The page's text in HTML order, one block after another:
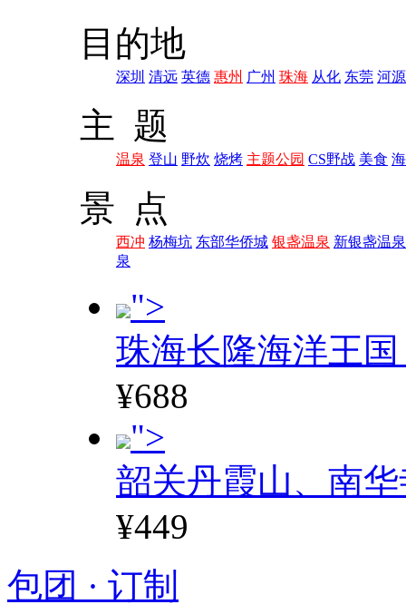
目的地
深圳 清远 英德 惠州 广州 珠海 从化 东莞 河源
主 题
温泉 登山 野炊 烧烤 主题公园 CS野战 美食
景 点
西冲 杨梅坑 东部华侨城 银盏温泉 新银盏温泉
泉
">
珠海长隆海洋王
¥688
">
韶关丹霞山、南
¥449
包团 · 订制